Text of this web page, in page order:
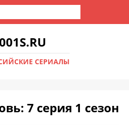
СЕРИАЛЫ
7 серия 1 сезон